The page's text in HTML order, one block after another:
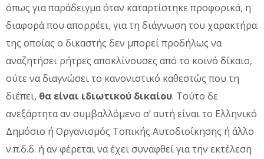
όπως για παράδειγμα όταν καταρτίστηκε προφορικά, η
διαφορά που απορρέει, για τη διάγνωση του χαρακτήρα
της οποίας ο δικαστής δεν μπορεί προδήλως να
αναζητήσει ρήτρες αποκλίνουσες από το κοινό δίκαιο,
ούτε να διαγνώσει το κανονιστικό καθεστώς που τη
διέπει, θα είναι ιδιωτικού δικαίου. Τούτο δε
ανεξάρτητα αν συμβαλλόμενο σ’ αυτή είναι το Ελληνικό
Δημόσιο ή Οργανισμός Τοπικής Αυτοδιοίκησης ή άλλο
ν.π.δ.δ. ή αν φέρεται να έχει συναφθεί για την εκτέλεση